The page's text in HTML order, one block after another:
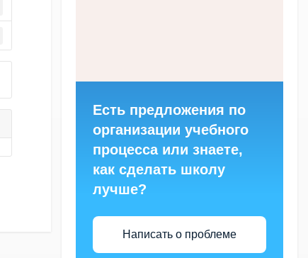
Есть предложения по
организации учебного
процесса или знаете,
как сделать школу
лучше?
Написать о проблеме